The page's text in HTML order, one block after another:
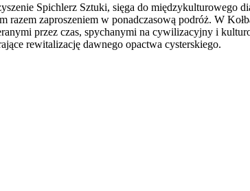
Spichlerz Sztuki, sięga do międzykulturowego
razem zaproszeniem w ponadczasową podróż. W
przez czas, spychanymi na cywilizacyjny i
rewitalizację dawnego opactwa cysterskiego.